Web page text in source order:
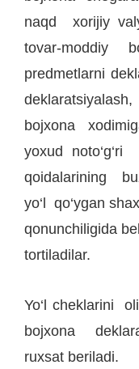
naqd xorijiy
tovar-
predmetlarni
bojxona
yoxud
qoidalarining
yo‘l qo‘ygan
qonunchiligida
tortiladilar.
Yo‘l cheklarini
bojxona
ruxsat beriladi.